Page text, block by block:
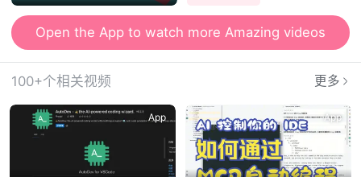
Open the App to watch more Amazing videos
100+个相关视频 更多
App App